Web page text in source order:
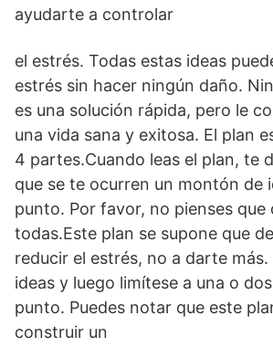
ayudarte a controlar
el estrés. Todas estas ideas
estrés sin hacer ningún daño.
es una solución rápida, pero le
una vida sana y exitosa. El plan
4 partes.Cuando leas el plan, te
que se te ocurren un montón de
punto. Por favor, no pienses que
todas.Este plan se supone que
reducir el estrés, no a darte más.
ideas y luego limítese a una o
punto. Puedes notar que este
construir un